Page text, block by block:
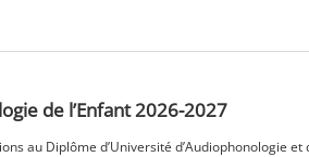
de l’Enfant 2026-2027
au Diplôme d’Université d’Audiophonologie et